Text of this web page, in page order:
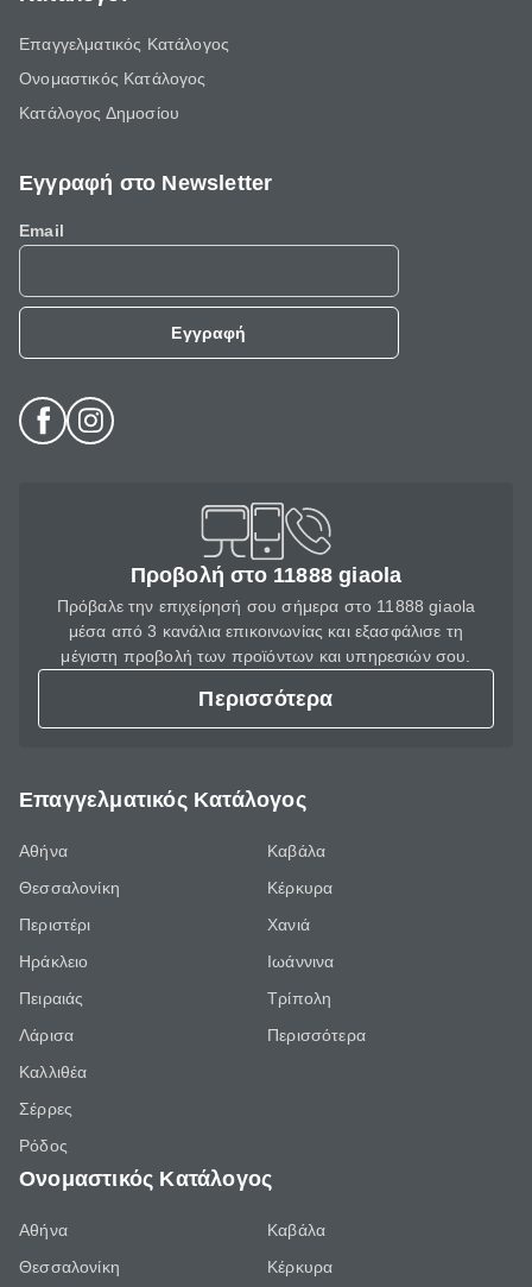
Επαγγελματικός Κατάλογος
Ονομαστικός Κατάλογος
Κατάλογος Δημοσίου
Εγγραφή στο Newsletter
Email
Εγγραφή
Προβολή στο 11888 giaola
Πρόβαλε την επιχείρησή σου σήμερα στο 11888 giaola
μέσα από 3 κανάλια επικοινωνίας και εξασφάλισε τη
μέγιστη προβολή των προϊόντων και υπηρεσιών σου.
Περισσότερα
Επαγγελματικός Κατάλογος
Αθήνα
Θεσσαλονίκη
Περιστέρι
Ηράκλειο
Πειραιάς
Λάρισα
Καλλιθέα
Σέρρες
Ρόδος
Καβάλα
Κέρκυρα
Χανιά
Ιωάννινα
Τρίπολη
Περισσότερα
Ονομαστικός Κατάλογος
Αθήνα
Θεσσαλονίκη
Καβάλα
Κέρκυρα